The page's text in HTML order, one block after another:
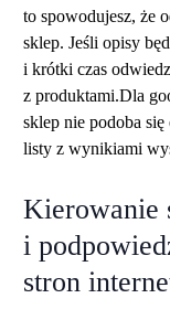
to spowodujesz, że
sklep. Jeśli opisy
i krótki czas
z produktami.Dla
sklep nie podoba
listy z wynikiami
Kierowanie
i
stron